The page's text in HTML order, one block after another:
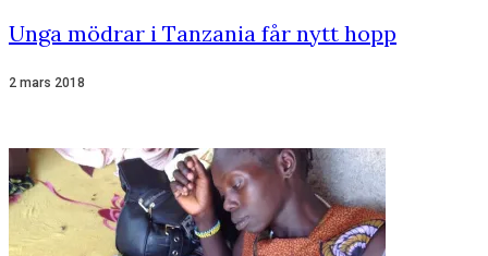
Unga mödrar i Tanzania får nytt hopp
2 mars 2018